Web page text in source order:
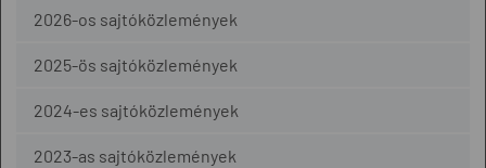
2026-os sajtóközlemények
2025-ös sajtóközlemények
2024-es sajtóközlemények
2023-as sajtóközlemények